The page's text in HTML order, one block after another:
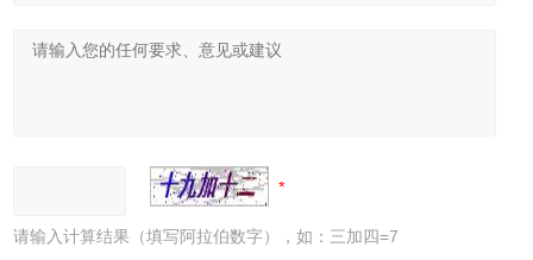
请输入计算结果（填写阿拉伯数字），如：三加四=7